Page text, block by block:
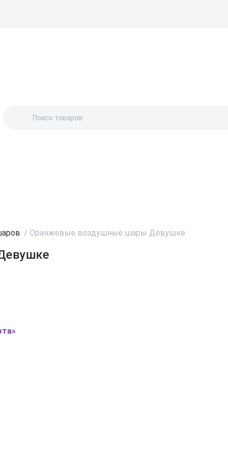
/ Оранжевые воздушные шары Девушке